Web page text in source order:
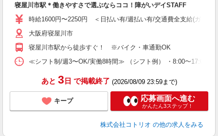
寝屋川市駅＊働きやすさで選ぶならココ！障がいデイSTAFF
時給1600円〜2250円 ＜日払い有/週払い有/交通費全支給(ガソリ
大阪府寝屋川市
寝屋川市駅から徒歩すぐ！ ※バイク・車通勤OK
≪シフト制/週3〜OK/実働8時間≫ （シフト例） ・8:00〜17:00
あと 3 日 で掲載終了 (2026/08/09 23:59まで)
キープ 応募画面へ進む
かんたん3ステップ！
株式会社コトリオ の他の求人をみる